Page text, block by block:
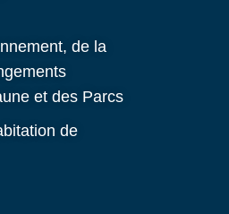
de la
et des Parcs
de